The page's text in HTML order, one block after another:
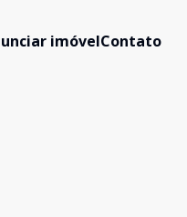
imóvelContato